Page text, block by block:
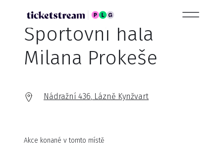
Sportovní hala
Milana Prokeše
Nádražní 436, Lázně Kynžvart
Akce konané v tomto místě